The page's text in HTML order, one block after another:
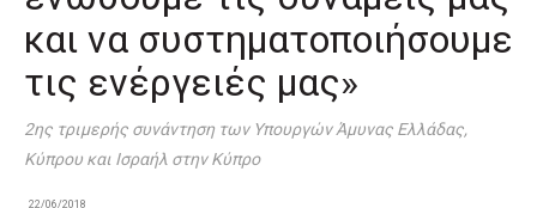
και να συστηματοποιήσουμε
τις ενέργειές μας»
2ης τριμερής συνάντηση των Υπουργών Άμυνας Ελλάδας,
Κύπρου και Ισραήλ στην Κύπρο
22/06/2018